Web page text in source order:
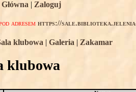
| Zaloguj
adresem https://
klubowa | Galeria | Zakamar
klubowa